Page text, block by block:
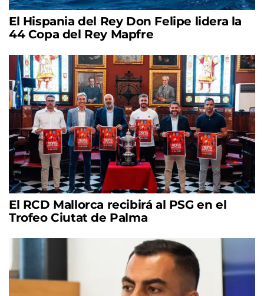
El Hispania del Rey Don Felipe lidera la
44 Copa del Rey Mapfre
El RCD Mallorca recibirá al PSG en el
Trofeo Ciutat de Palma